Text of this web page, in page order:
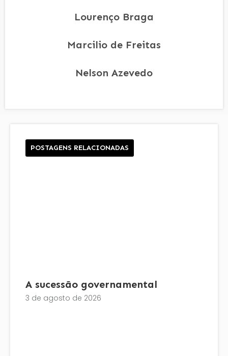
Lourenço Braga
Marcilio de Freitas
Nelson Azevedo
POSTAGENS RELACIONADAS
A sucessão governamental
3 de agosto de 2026